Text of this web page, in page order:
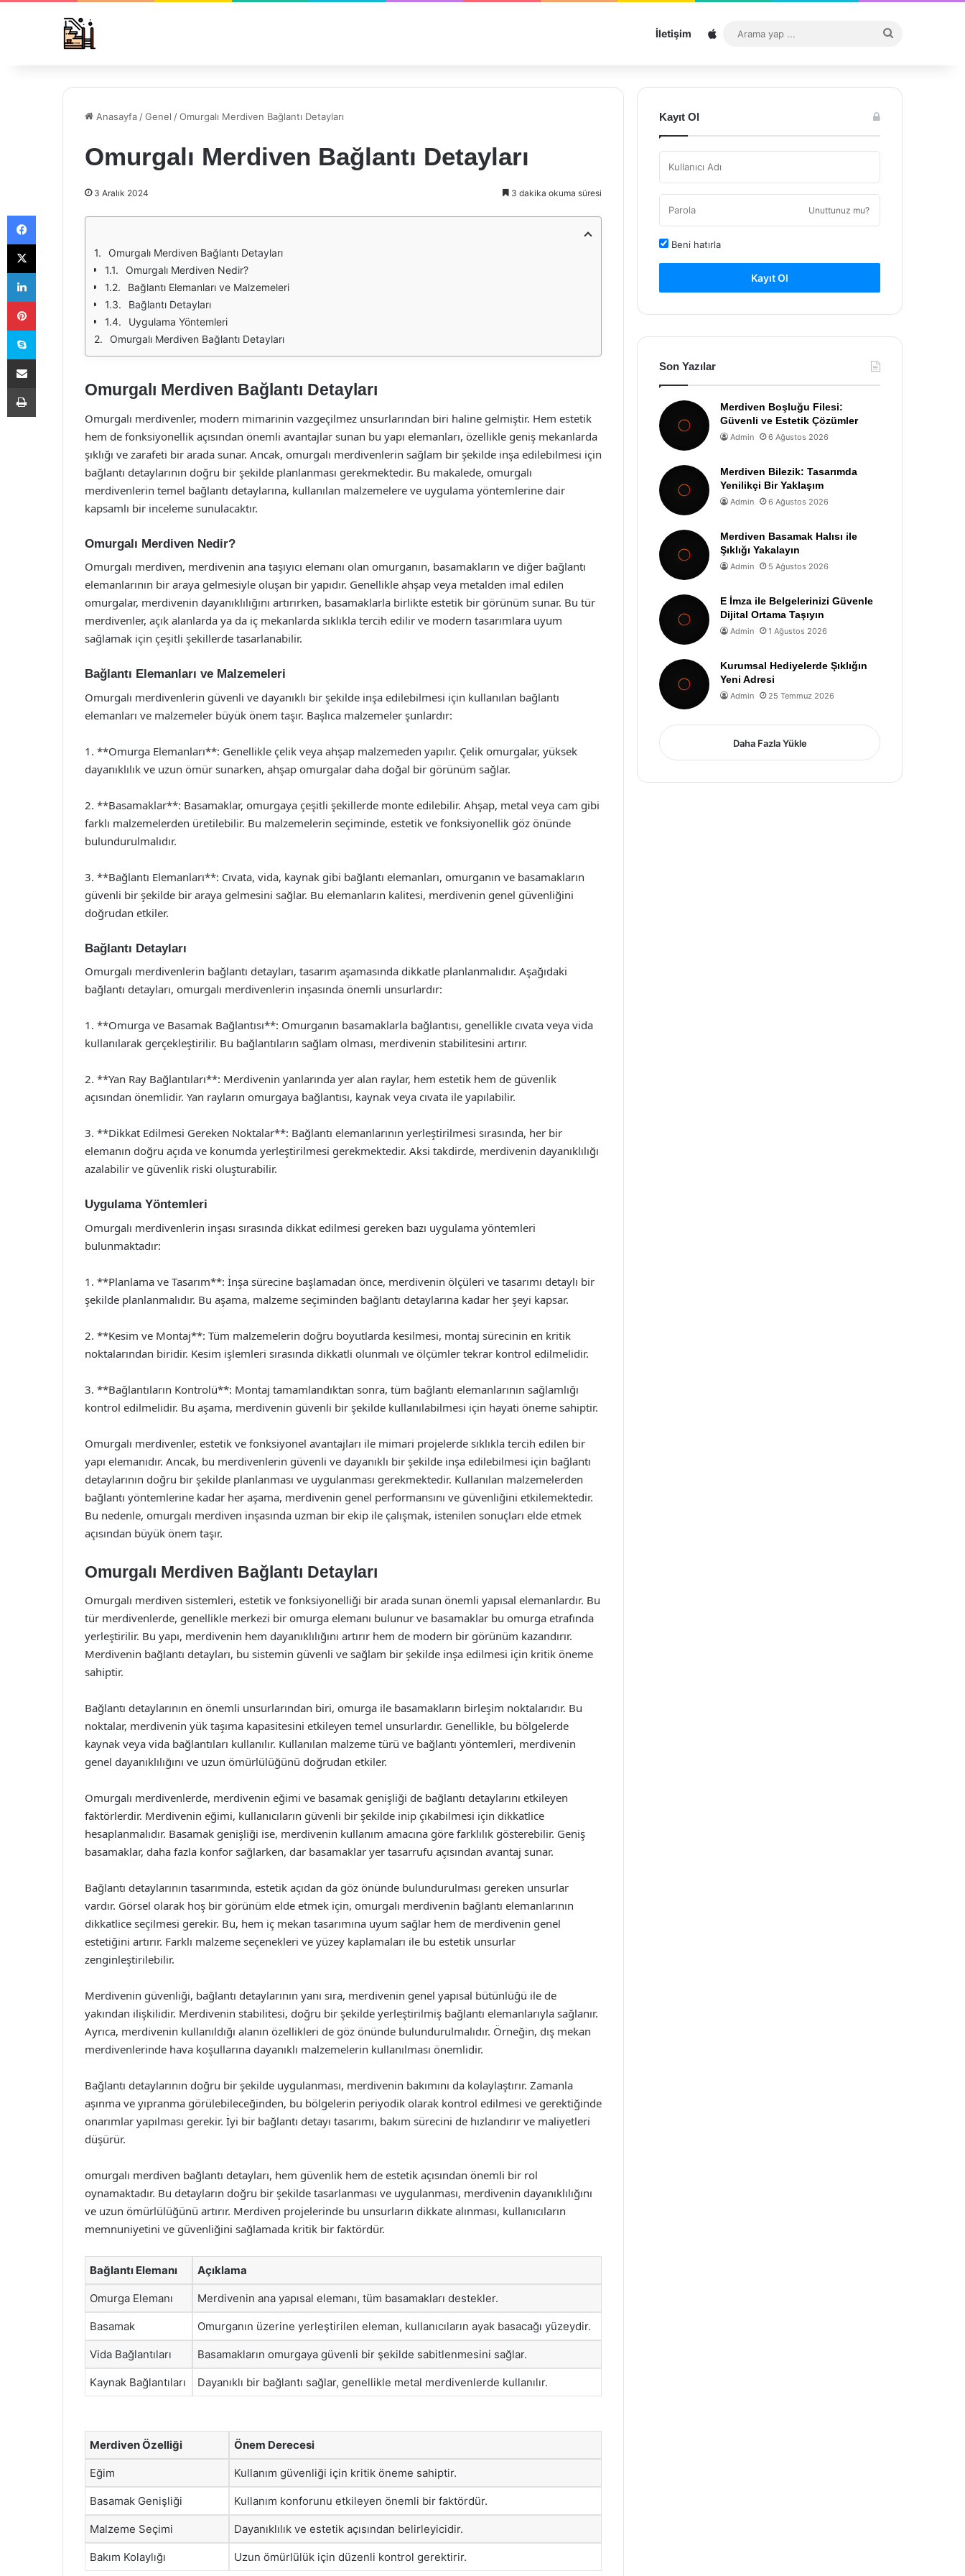
İletişim Sitemap
...
Anasayfa /Genel /Omurgalı Merdiven Bağlantı Detayları
Omurgalı Merdiven Bağlantı Detayları
3 Aralık 2024 3 dakika okuma süresi
Omurgalı Merdiven Bağlantı Detayları
Omurgalı Merdiven Nedir?
Bağlantı Elemanları ve Malzemeleri
Bağlantı Detayları
Uygulama Yöntemleri
Omurgalı Merdiven Bağlantı Detayları
Omurgalı Merdiven Bağlantı Detayları
Omurgalı merdivenler, modern mimarinin vazgeçilmez unsurlarından biri haline gelmiştir. Hem estetik
hem de fonksiyonellik açısından önemli avantajlar sunan bu yapı elemanları, özellikle geniş mekanlarda
şıklığı ve zarafeti bir arada sunar. Ancak, omurgalı merdivenlerin sağlam bir şekilde inşa edilebilmesi için
bağlantı detaylarının doğru bir şekilde planlanması gerekmektedir. Bu makalede, omurgalı
merdivenlerin temel bağlantı detaylarına, kullanılan malzemelere ve uygulama yöntemlerine dair
kapsamlı bir inceleme sunulacaktır.
Omurgalı Merdiven Nedir?
Omurgalı merdiven, merdivenin ana taşıyıcı elemanı olan omurganın, basamakların ve diğer bağlantı
elemanlarının bir araya gelmesiyle oluşan bir yapıdır. Genellikle ahşap veya metalden imal edilen
omurgalar, merdivenin dayanıklılığını artırırken, basamaklarla birlikte estetik bir görünüm sunar. Bu tür
merdivenler, açık alanlarda ya da iç mekanlarda sıklıkla tercih edilir ve modern tasarımlara uyum
sağlamak için çeşitli şekillerde tasarlanabilir.
Bağlantı Elemanları ve Malzemeleri
Omurgalı merdivenlerin güvenli ve dayanıklı bir şekilde inşa edilebilmesi için kullanılan bağlantı
elemanları ve malzemeler büyük önem taşır. Başlıca malzemeler şunlardır:
1. **Omurga Elemanları**: Genellikle çelik veya ahşap malzemeden yapılır. Çelik omurgalar, yüksek
dayanıklılık ve uzun ömür sunarken, ahşap omurgalar daha doğal bir görünüm sağlar.
2. **Basamaklar**: Basamaklar, omurgaya çeşitli şekillerde monte edilebilir. Ahşap, metal veya cam gibi
farklı malzemelerden üretilebilir. Bu malzemelerin seçiminde, estetik ve fonksiyonellik göz önünde
bulundurulmalıdır.
3. **Bağlantı Elemanları**: Cıvata, vida, kaynak gibi bağlantı elemanları, omurganın ve basamakların
güvenli bir şekilde bir araya gelmesini sağlar. Bu elemanların kalitesi, merdivenin genel güvenliğini
doğrudan etkiler.
Bağlantı Detayları
Omurgalı merdivenlerin bağlantı detayları, tasarım aşamasında dikkatle planlanmalıdır. Aşağıdaki
bağlantı detayları, omurgalı merdivenlerin inşasında önemli unsurlardır:
1. **Omurga ve Basamak Bağlantısı**: Omurganın basamaklarla bağlantısı, genellikle cıvata veya vida
kullanılarak gerçekleştirilir. Bu bağlantıların sağlam olması, merdivenin stabilitesini artırır.
2. **Yan Ray Bağlantıları**: Merdivenin yanlarında yer alan raylar, hem estetik hem de güvenlik
açısından önemlidir. Yan rayların omurgaya bağlantısı, kaynak veya cıvata ile yapılabilir.
3. **Dikkat Edilmesi Gereken Noktalar**: Bağlantı elemanlarının yerleştirilmesi sırasında, her bir
elemanın doğru açıda ve konumda yerleştirilmesi gerekmektedir. Aksi takdirde, merdivenin dayanıklılığı
azalabilir ve güvenlik riski oluşturabilir.
Uygulama Yöntemleri
Omurgalı merdivenlerin inşası sırasında dikkat edilmesi gereken bazı uygulama yöntemleri
bulunmaktadır:
1. **Planlama ve Tasarım**: İnşa sürecine başlamadan önce, merdivenin ölçüleri ve tasarımı detaylı bir
şekilde planlanmalıdır. Bu aşama, malzeme seçiminden bağlantı detaylarına kadar her şeyi kapsar.
2. **Kesim ve Montaj**: Tüm malzemelerin doğru boyutlarda kesilmesi, montaj sürecinin en kritik
noktalarından biridir. Kesim işlemleri sırasında dikkatli olunmalı ve ölçümler tekrar kontrol edilmelidir.
3. **Bağlantıların Kontrolü**: Montaj tamamlandıktan sonra, tüm bağlantı elemanlarının sağlamlığı
kontrol edilmelidir. Bu aşama, merdivenin güvenli bir şekilde kullanılabilmesi için hayati öneme sahiptir.
Omurgalı merdivenler, estetik ve fonksiyonel avantajları ile mimari projelerde sıklıkla tercih edilen bir
yapı elemanıdır. Ancak, bu merdivenlerin güvenli ve dayanıklı bir şekilde inşa edilebilmesi için bağlantı
detaylarının doğru bir şekilde planlanması ve uygulanması gerekmektedir. Kullanılan malzemelerden
bağlantı yöntemlerine kadar her aşama, merdivenin genel performansını ve güvenliğini etkilemektedir.
Bu nedenle, omurgalı merdiven inşasında uzman bir ekip ile çalışmak, istenilen sonuçları elde etmek
açısından büyük önem taşır.
Omurgalı Merdiven Bağlantı Detayları
Omurgalı merdiven sistemleri, estetik ve fonksiyonelliği bir arada sunan önemli yapısal elemanlardır. Bu
tür merdivenlerde, genellikle merkezi bir omurga elemanı bulunur ve basamaklar bu omurga etrafında
yerleştirilir. Bu yapı, merdivenin hem dayanıklılığını artırır hem de modern bir görünüm kazandırır.
Merdivenin bağlantı detayları, bu sistemin güvenli ve sağlam bir şekilde inşa edilmesi için kritik öneme
sahiptir.
Bağlantı detaylarının en önemli unsurlarından biri, omurga ile basamakların birleşim noktalarıdır. Bu
noktalar, merdivenin yük taşıma kapasitesini etkileyen temel unsurlardır. Genellikle, bu bölgelerde
kaynak veya vida bağlantıları kullanılır. Kullanılan malzeme türü ve bağlantı yöntemleri, merdivenin
genel dayanıklılığını ve uzun ömürlülüğünü doğrudan etkiler.
Omurgalı merdivenlerde, merdivenin eğimi ve basamak genişliği de bağlantı detaylarını etkileyen
faktörlerdir. Merdivenin eğimi, kullanıcıların güvenli bir şekilde inip çıkabilmesi için dikkatlice
hesaplanmalıdır. Basamak genişliği ise, merdivenin kullanım amacına göre farklılık gösterebilir. Geniş
basamaklar, daha fazla konfor sağlarken, dar basamaklar yer tasarrufu açısından avantaj sunar.
Bağlantı detaylarının tasarımında, estetik açıdan da göz önünde bulundurulması gereken unsurlar
vardır. Görsel olarak hoş bir görünüm elde etmek için, omurgalı merdivenin bağlantı elemanlarının
dikkatlice seçilmesi gerekir. Bu, hem iç mekan tasarımına uyum sağlar hem de merdivenin genel
estetiğini artırır. Farklı malzeme seçenekleri ve yüzey kaplamaları ile bu estetik unsurlar
zenginleştirilebilir.
Merdivenin güvenliği, bağlantı detaylarının yanı sıra, merdivenin genel yapısal bütünlüğü ile de
yakından ilişkilidir. Merdivenin stabilitesi, doğru bir şekilde yerleştirilmiş bağlantı elemanlarıyla sağlanır.
Ayrıca, merdivenin kullanıldığı alanın özellikleri de göz önünde bulundurulmalıdır. Örneğin, dış mekan
merdivenlerinde hava koşullarına dayanıklı malzemelerin kullanılması önemlidir.
Bağlantı detaylarının doğru bir şekilde uygulanması, merdivenin bakımını da kolaylaştırır. Zamanla
aşınma ve yıpranma görülebileceğinden, bu bölgelerin periyodik olarak kontrol edilmesi ve gerektiğinde
onarımlar yapılması gerekir. İyi bir bağlantı detayı tasarımı, bakım sürecini de hızlandırır ve maliyetleri
düşürür.
omurgalı merdiven bağlantı detayları, hem güvenlik hem de estetik açısından önemli bir rol
oynamaktadır. Bu detayların doğru bir şekilde tasarlanması ve uygulanması, merdivenin dayanıklılığını
ve uzun ömürlülüğünü artırır. Merdiven projelerinde bu unsurların dikkate alınması, kullanıcıların
memnuniyetini ve güvenliğini sağlamada kritik bir faktördür.
Bağlantı Elemanı Açıklama
Omurga Elemanı Merdivenin ana yapısal elemanı, tüm basamakları destekler.
Basamak Omurganın üzerine yerleştirilen eleman, kullanıcıların ayak basacağı yüzeydir.
Vida Bağlantıları Basamakların omurgaya güvenli bir şekilde sabitlenmesini sağlar.
Kaynak Bağlantıları Dayanıklı bir bağlantı sağlar, genellikle metal merdivenlerde kullanılır.
Merdiven Özelliği Önem Derecesi
Eğim Kullanım güvenliği için kritik öneme sahiptir.
Basamak Genişliği Kullanım konforunu etkileyen önemli bir faktördür.
Malzeme Seçimi Dayanıklılık ve estetik açısından belirleyicidir.
Bakım Kolaylığı Uzun ömürlülük için düzenli kontrol gerektirir.
Kayıt Ol
Unuttunuz mu?
Beni hatırla
Kayıt Ol
Son Yazılar
Merdiven Boşluğu Filesi:
Güvenli ve Estetik Çözümler
Admin 6 Ağustos 2026
Merdiven Bilezik: Tasarımda
Yenilikçi Bir Yaklaşım
Admin 6 Ağustos 2026
Merdiven Basamak Halısı ile
Şıklığı Yakalayın
Admin 5 Ağustos 2026
E İmza ile Belgelerinizi Güvenle
Dijital Ortama Taşıyın
Admin 1 Ağustos 2026
Kurumsal Hediyelerde Şıklığın
Yeni Adresi
Admin 25 Temmuz 2026
Daha Fazla Yükle
Facebook
X
LinkedIn
Pinterest
Skype
E-Posta ile paylaş